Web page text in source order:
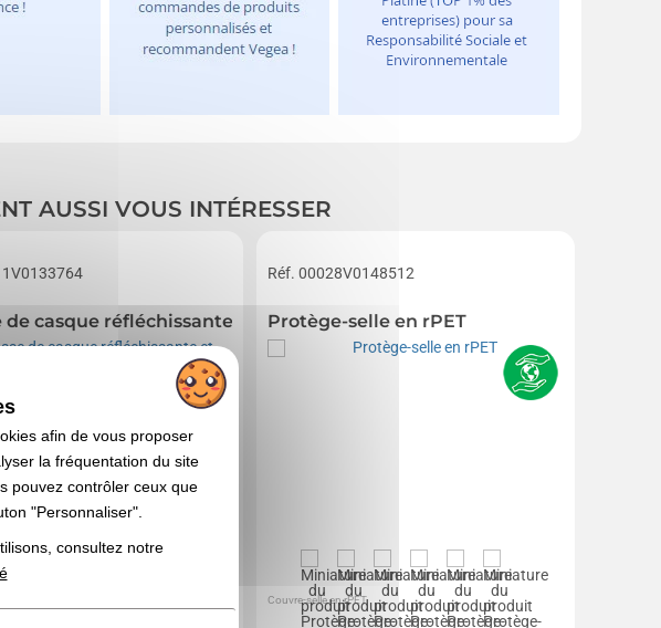
AUSSI VOUS INTÉRESSER
de casque réfléchissante et imperméable André RFX™
en...
Réf. 00028V0148512
Protège-selle en rPET
Couvre-selle en rPET.
afin de vous proposer
la fréquentation du site
pouvez contrôler ceux que
"Personnaliser".
consultez notre